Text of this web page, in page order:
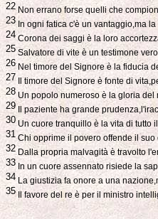
22Non errano forse quelli che
23 In ogni fatica c'è un vantaggio,ma
24 Corona dei saggi è la loro
25Salvatore di vite è un testimone
26Nel timore del Signore è la fiducia
27 Il timore del Signore è fonte di
28 Un popolo numeroso è la gloria
29 Il paziente ha grande
30Un cuore tranquillo è la vita di tutto
31Chi opprime il povero offende il
32Dalla propria malvagità è travolto
33 In un cuore assennato risiede la
34La giustizia fa onore a una
35Il favore del re è per il ministro